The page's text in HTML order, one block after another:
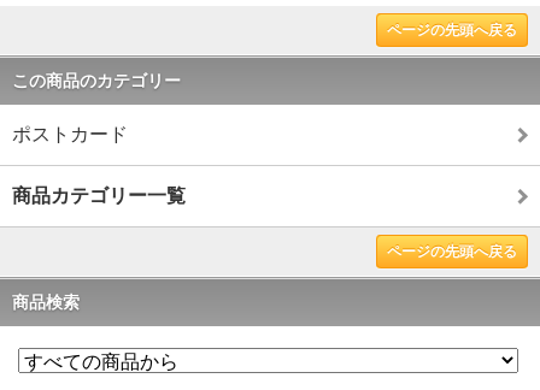
ページの先頭へ戻る
この商品のカテゴリー
ポストカード
商品カテゴリー一覧
ページの先頭へ戻る
商品検索